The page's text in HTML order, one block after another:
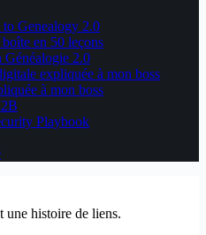
Genealogy 2.0
en 50 leçons
Généalogie 2.0
expliquée à mon boss
à mon boss
Playbook
une histoire de liens.